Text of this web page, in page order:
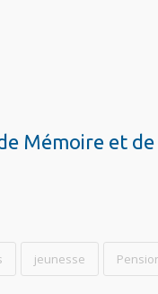
Mémoire et
jeunesse